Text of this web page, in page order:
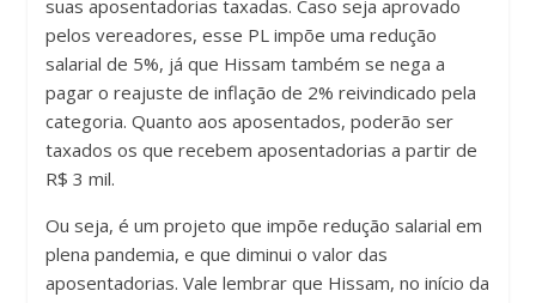
suas aposentadorias taxadas. Caso seja aprovado
pelos vereadores, esse PL impõe uma redução
salarial de 5%, já que Hissam também se nega a
pagar o reajuste de inflação de 2% reivindicado pela
categoria. Quanto aos aposentados, poderão ser
taxados os que recebem aposentadorias a partir de
R$ 3 mil.
Ou seja, é um projeto que impõe redução salarial em
plena pandemia, e que diminui o valor das
aposentadorias. Vale lembrar que Hissam, no início da